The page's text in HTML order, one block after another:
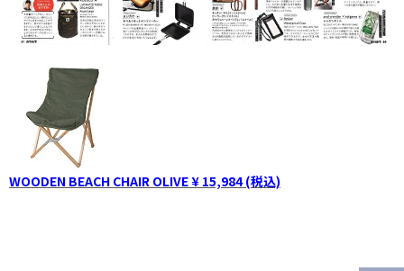
WOODEN BEACH CHAIR OLIVE ¥ 15,984 (税込)